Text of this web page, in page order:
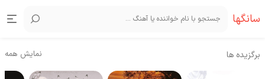
سانگها
برگزیده ها نمایش همه